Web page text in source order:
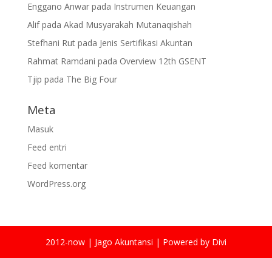
Enggano Anwarpada Instrumen Keuangan
Alifpada Akad Musyarakah Mutanaqishah
Stefhani Rutpada Jenis Sertifikasi Akuntan
Rahmat Ramdani pada Overview 12th GSENT
Tjip pada The Big Four
Meta
Masuk
Feed entri
Feed komentar
WordPress.org
2012-now | Jago Akuntansi | Powered by Divi